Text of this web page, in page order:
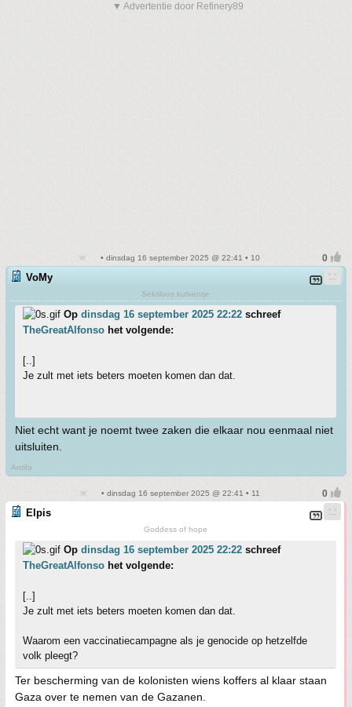
▼ Advertentie door Refinery89
• dinsdag 16 september 2025 @ 22:41 • 10
VoMy
Seksloos kutventje
Op dinsdag 16 september 2025 22:22 schreef
TheGreatAlfonso het volgende:
[..]
Je zult met iets beters moeten komen dan dat.
Niet echt want je noemt twee zaken die elkaar nou eenmaal niet
uitsluiten.
Antifa
• dinsdag 16 september 2025 @ 22:41 • 11
Elpis
Goddess of hope
Op dinsdag 16 september 2025 22:22 schreef
TheGreatAlfonso het volgende:
[..]
Je zult met iets beters moeten komen dan dat.
Waarom een vaccinatiecampagne als je genocide op hetzelfde
volk pleegt?
Ter bescherming van de kolonisten wiens koffers al klaar staan
Gaza over te nemen van de Gazanen.